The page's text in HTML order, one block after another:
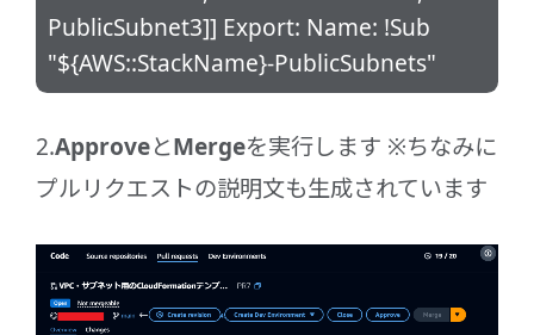
PublicSubnet3]] Export: Name: !Sub
"${AWS::StackName}-PublicSubnets"
2.ApproveとMergeを実行します ※ちなみに
プルリクエストの説明文も生成されています